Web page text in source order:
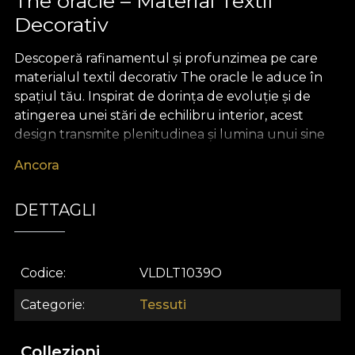
Decorativ
Descoperă rafinamentul și profunzimea pe care
materialul textil decorativ The oracle le aduce în
spațiul tău. Inspirat de dorința de evoluție și de
atingerea unei stări de echilibru interior, acest
design transmite plenitudinea și lumina unui sine
cubism modern și detalii inspirate de geometria
introspecție și transformare. Paleta cromatică
echilibrată și armonioasă adaugă un aer mistic,
decor premium.
Fie că visezi la perdele fluide, draperii elegante,
huse de mobilier sau perne decorative cu
Ancora
DETTAGLI
Codice VLDLT1039O
Categorie Tessuti